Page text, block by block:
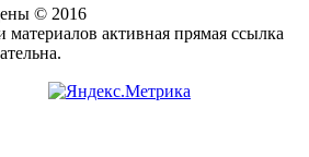
© 2016
активная прямая ссылка